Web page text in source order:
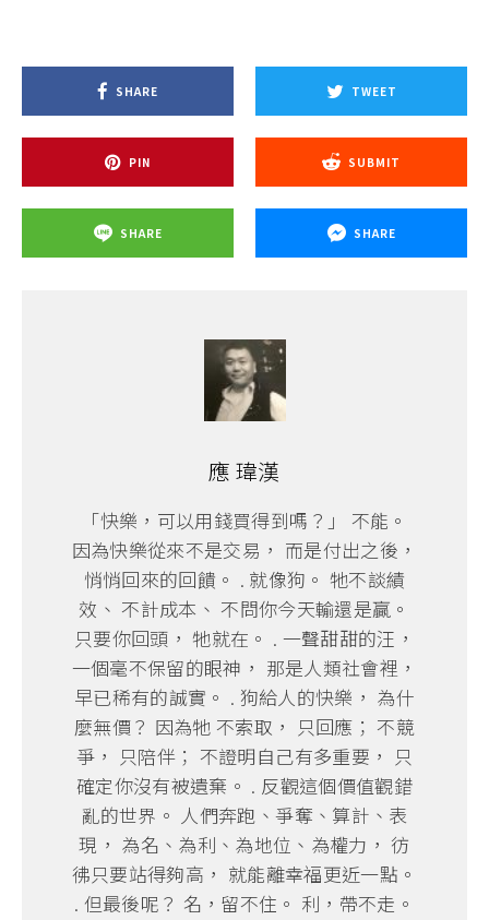
SHARE TWEET
PIN SUBMIT
SHARE SHARE
應 瑋漢
「快樂，可以用錢買得到嗎？」 不能。
因為快樂從來不是交易， 而是付出之後，
悄悄回來的回饋。 . 就像狗。 牠不談績
效、 不計成本、 不問你今天輸還是贏。
只要你回頭， 牠就在。 . 一聲甜甜的汪，
一個毫不保留的眼神， 那是人類社會裡，
早已稀有的誠實。 . 狗給人的快樂， 為什
麼無價？ 因為牠 不索取， 只回應； 不競
爭， 只陪伴； 不證明自己有多重要， 只
確定你沒有被遺棄。 . 反觀這個價值觀錯
亂的世界。 人們奔跑、爭奪、算計、表
現， 為名、為利、為地位、為權力， 彷
彿只要站得夠高， 就能離幸福更近一點。
. 但最後呢？ 名，留不住。 利，帶不走。